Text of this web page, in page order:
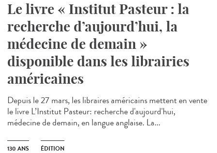
Le livre « Institut Pasteur : la
recherche d’aujourd’hui, la
médecine de demain »
disponible dans les librairies
américaines
Depuis le 27 mars, les libraires américains mettent en vente
le livre L’Institut Pasteur: recherche d'aujourd'hui,
médecine de demain, en langue anglaise. La...
130 ANS ÉDITION